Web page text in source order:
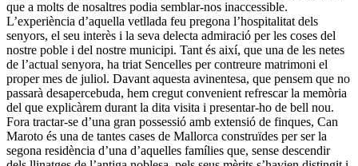
que a molts de nosaltres podia semblar-nos inaccessible.
L’experiència d’aquella vetllada feu pregona l’hospitalitat dels
senyors, el seu interès i la seva delecta admiració per les coses del
nostre poble i del nostre municipi. Tant és així, que una de les netes
de l’actual senyora, ha triat Sencelles per contreure matrimoni el
proper mes de juliol. Davant aquesta avinentesa, que pensem que no
passarà desapercebuda, hem cregut convenient refrescar la memòria
del que explicàrem durant la dita visita i presentar-ho de bell nou.
Fora tractar-se d’una gran possessió amb extensió de finques, Can
Maroto és una de tantes cases de Mallorca construïdes per ser la
segona residència d’una d’aquelles famílies que, sense descendir